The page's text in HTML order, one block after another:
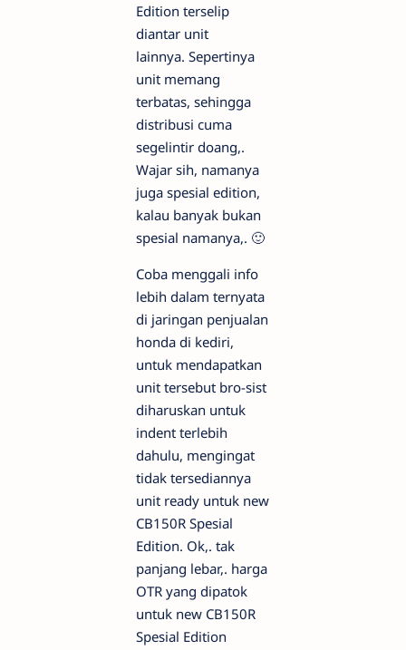
Edition terselip
diantar unit
lainnya. Sepertinya
unit memang
terbatas, sehingga
distribusi cuma
segelintir doang,.
Wajar sih, namanya
juga spesial edition,
kalau banyak bukan
spesial namanya,. 🙂
Coba menggali info
lebih dalam ternyata
di jaringan penjualan
honda di kediri,
untuk mendapatkan
unit tersebut bro-sist
diharuskan untuk
indent terlebih
dahulu, mengingat
tidak tersediannya
unit ready untuk new
CB150R Spesial
Edition. Ok,. tak
panjang lebar,. harga
OTR yang dipatok
untuk new CB150R
Spesial Edition